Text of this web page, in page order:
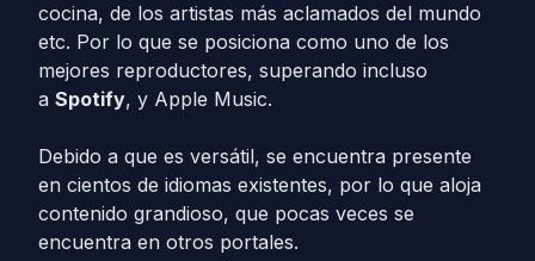
cocina, de los artistas más aclamados del mundo
etc. Por lo que se posiciona como uno de los
mejores reproductores, superando incluso
a Spotify, y Apple Music.
Debido a que es versátil, se encuentra presente
en cientos de idiomas existentes, por lo que aloja
contenido grandioso, que pocas veces se
encuentra en otros portales.